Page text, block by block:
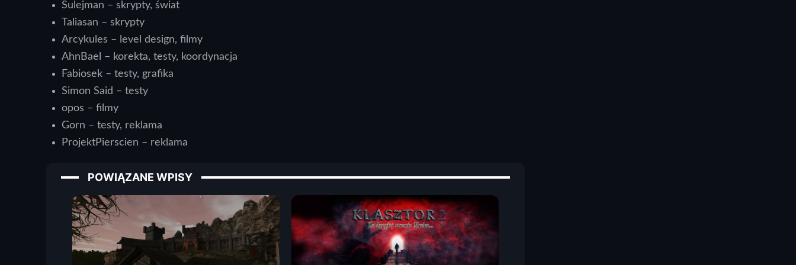
Sulejman – skrypty, świat
Taliasan – skrypty
Arcykules – level design, filmy
AhnBael – korekta, testy, koordynacja
Fabiosek – testy, grafika
Simon Said – testy
opos – filmy
Gorn – testy, reklama
ProjektPierscien – reklama
POWIĄZANE WPISY